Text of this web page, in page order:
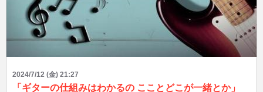
2024/7/12 (金) 21:27
「ギターの仕組みはわかるの こことどこが一緒とか」